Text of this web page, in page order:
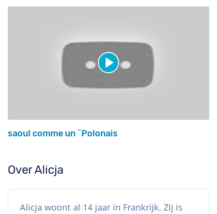
saoul comme un ¨Polonais
Over Alicja
Alicja woont al 14 jaar in Frankrijk. Zij is